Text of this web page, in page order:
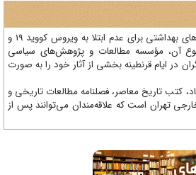
با توجه به نیاز به تداوم مراقبت‌های بهداشتی برای عدم ابتلا به ویروس کووید 19 و
آن، مؤسسه مطالعات و پژوهش‌های سیاسی
قرنطینه بخشی از آثار خود را به صورت
کتب تاریخ معاصر، فصلنامه‌ مطالعات تاریخی و
تهران است که علاقه‌مندان می‌توانند پس از